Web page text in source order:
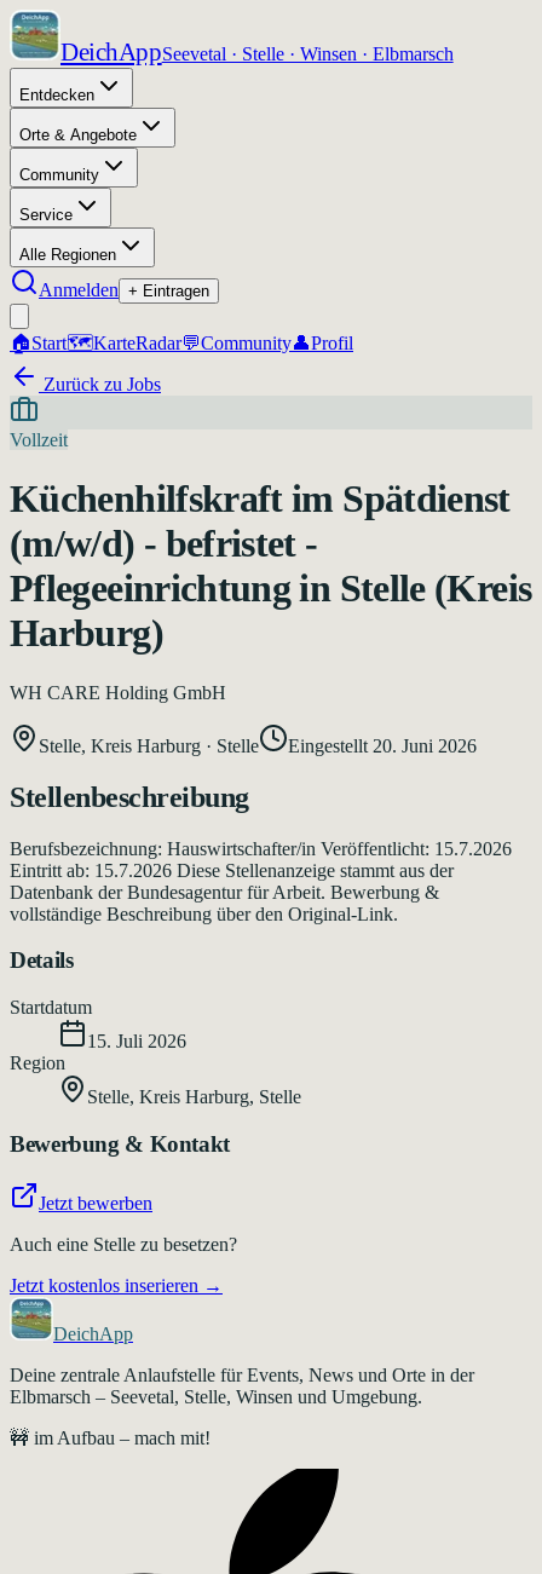
DeichAppSeevetal · Stelle · Winsen · Elbmarsch
Entdecken
Orte & Angebote
Community
Service
Alle Regionen
Anmelden + Eintragen
🏠Start🗺️KarteRadar💬Community👤Profil
Zurück zu Jobs
Vollzeit
Küchenhilfskraft im Spätdienst
(m/w/d) - befristet -
Pflegeeinrichtung in Stelle (Kreis
Harburg)
WH CARE Holding GmbH
Stelle, Kreis Harburg · Stelle Eingestellt 20. Juni 2026
Stellenbeschreibung
Berufsbezeichnung: Hauswirtschafter/in Veröffentlicht: 15.7.2026
Eintritt ab: 15.7.2026 Diese Stellenanzeige stammt aus der
Datenbank der Bundesagentur für Arbeit. Bewerbung &
vollständige Beschreibung über den Original-Link.
Details
Startdatum
15. Juli 2026
Region
Stelle, Kreis Harburg, Stelle
Bewerbung & Kontakt
Jetzt bewerben
Auch eine Stelle zu besetzen?
Jetzt kostenlos inserieren →
DeichApp
Deine zentrale Anlaufstelle für Events, News und Orte in der
Elbmarsch – Seevetal, Stelle, Winsen und Umgebung.
🚧 im Aufbau – mach mit!